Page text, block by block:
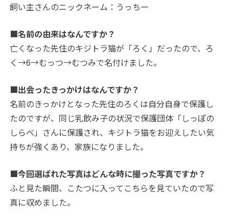
飼い主さんのニックネーム：うっちー
■名前の由来はなんですか？
亡くなった先住のキジトラ猫が「ろく」だったので、ろ
く→6→むっつ→むつみで名付けました。
■出会ったきっかけはなんですか？
名前のきっかけとなった先住のろくは自分自身で保護し
たのですが、同じ乳飲み子の状況で保護団体「しっぽの
しらべ」さんに保護され、キジトラ猫をお迎えしたい気
持ちが強くあり、家族になりました。
■今回選ばれた写真はどんな時に撮った写真ですか？
ふと見た瞬間、こたつに入ってこちらを見ていたので写
真に収めました。